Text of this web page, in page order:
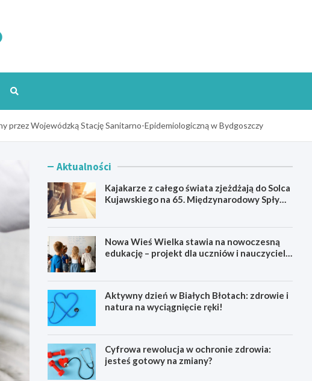
Wojewódzką Stację Sanitarno-Epidemiologiczną w Bydgoszczy
Aktualności
Kajakarze z całego świata zjeżdżają do Solca
Kujawskiego na 65. Międzynarodowy Spływ
Nowa Wieś Wielka stawia na nowoczesną
edukację – projekt dla uczniów i nauczycieli
Aktywny dzień w Białych Błotach: zdrowie i
natura na wyciągnięcie ręki!
Cyfrowa rewolucja w ochronie zdrowia:
jesteś gotowy na zmiany?